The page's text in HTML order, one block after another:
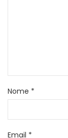
Nome *
Email *